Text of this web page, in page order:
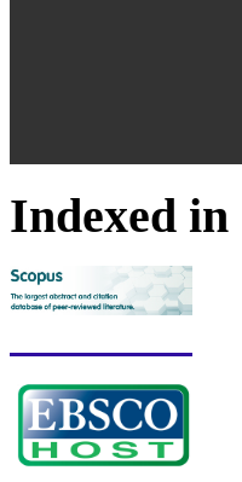
Indexed in